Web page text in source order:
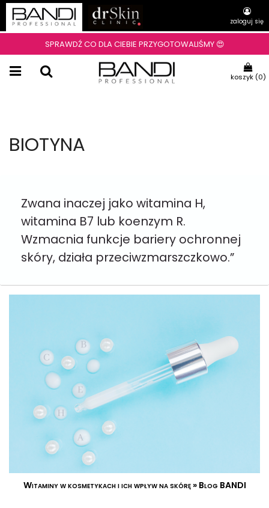
zaloguj się
SPRAWDŹ CO DLA CIEBIE PRZYGOTOWALIŚMY 😍
koszyk (0)
BIOTYNA
Zwana inaczej jako witamina H,
witamina B7 lub koenzym R.
Wzmacnia funkcje bariery ochronnej
skóry, działa przeciwzmarszczkowo.”
Witaminy w kosmetykach i ich wpływ na skórę » Blog BANDI